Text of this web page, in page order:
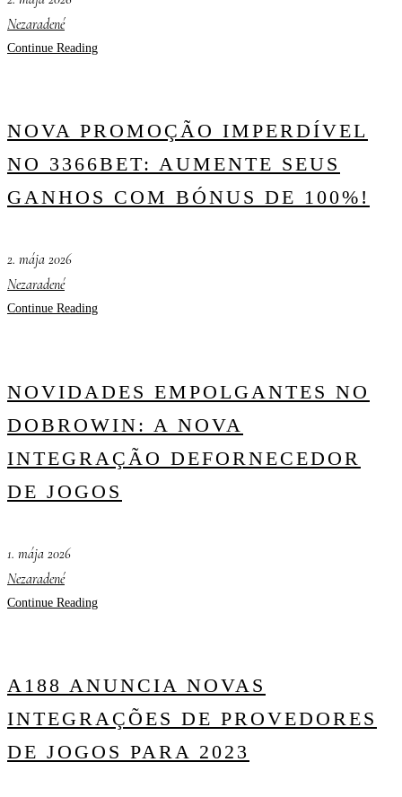
Nezaradené
Continue Reading
NOVA PROMOÇÃO IMPERDÍVEL
NO 3366BET: AUMENTE SEUS
GANHOS COM BÓNUS DE 100%!
2. mája 2026
Nezaradené
Continue Reading
NOVIDADES EMPOLGANTES NO
DOBROWIN: A NOVA
INTEGRAÇÃO DEFORNECEDOR
DE JOGOS
1. mája 2026
Nezaradené
Continue Reading
A188 ANUNCIA NOVAS
INTEGRAÇÕES DE PROVEDORES
DE JOGOS PARA 2023